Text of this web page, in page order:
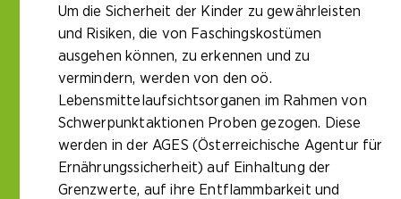
Um die Sicherheit der Kinder zu gewährleisten
und Risiken, die von Faschingskostümen
ausgehen können, zu erkennen und zu
vermindern, werden von den oö.
Lebensmittelaufsichtsorganen im Rahmen von
Schwerpunktaktionen Proben gezogen. Diese
werden in der AGES (Österreichische Agentur für
Ernährungssicherheit) auf Einhaltung der
Grenzwerte, auf ihre Entflammbarkeit und